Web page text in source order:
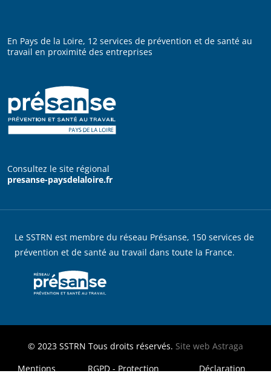
En Pays de la Loire, 12 services de prévention et de santé au
travail en proximité des entreprises
Consultez le site régional
presanse-paysdelaloire.fr
Le SSTRN est membre du réseau Présanse, 150 services de
prévention et de santé au travail dans toute la France.
© 2023 SSTRN Tous droits réservés. Site web Astraga
MENU FOOTER LEGAL
Mentions
RGPD - Protection
Déclaration